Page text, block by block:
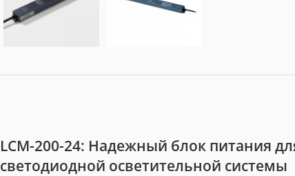
LCM-200-24: Надежный блок питания
светодиодной осветительной системы